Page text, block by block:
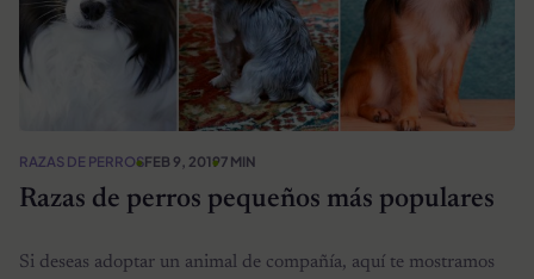
RAZAS DE PERROSFEB 9, 20197 MIN
Razas de perros pequeños más populares
Si deseas adoptar un animal de compañía, aquí te mostramos